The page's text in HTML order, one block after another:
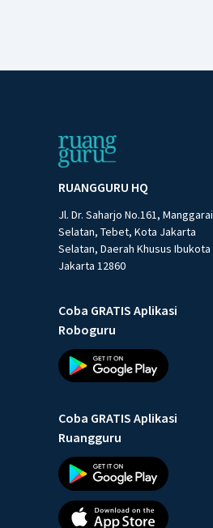
RUANGGURU HQ
Jl. Dr. Saharjo No.161, Manggarai
Selatan, Tebet, Kota Jakarta
Selatan, Daerah Khusus Ibukota
Jakarta 12860
Coba GRATIS Aplikasi
Roboguru
Coba GRATIS Aplikasi
Ruangguru